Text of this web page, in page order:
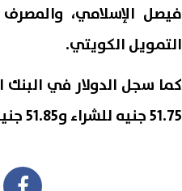
فيصل الإسلامي،
التمويل الكويتي.
كما سجل الدولار في البنك
51.75 جنيه للشراء و51.85 جنيه للبيع.